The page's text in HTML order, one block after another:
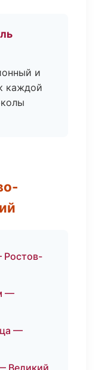
и
каждой
Ростов-
—
—
Великий